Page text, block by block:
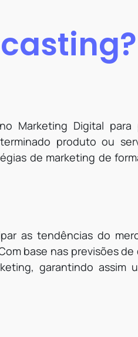
Marketing Digital para
produto ou
de marketing de
as tendências do
base nas previsões de
garantindo assim